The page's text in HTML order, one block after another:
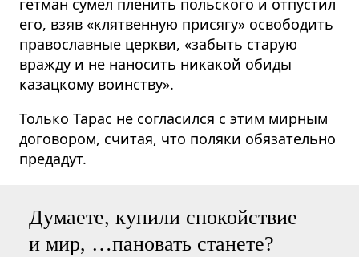
его, взяв «клятвенную присягу» освободить
православные церкви, «забыть старую
вражду и не наносить никакой обиды
казацкому воинству».
Только Тарас не согласился с этим мирным
договором, считая, что поляки обязательно
предадут.
Думаете, купили спокойствие
и мир, …пановать станете?